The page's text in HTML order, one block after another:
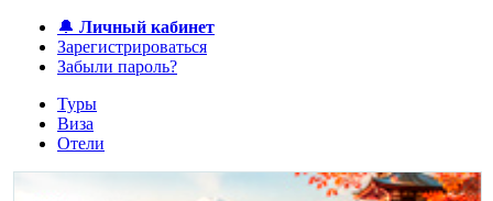
🔔 Личный кабинет
Зарегистрироваться
Забыли пароль?
Туры
Виза
Отели